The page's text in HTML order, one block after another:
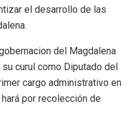
el desarrollo de las
del Magdalena
curul como Diputado del
cargo administrativo en
por recolección de